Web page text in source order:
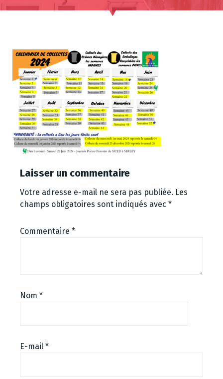
Laisser un commentaire
Votre adresse e-mail ne sera pas publiée. Les
champs obligatoires sont indiqués avec *
Commentaire *
Nom *
E-mail *